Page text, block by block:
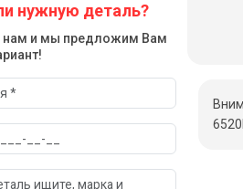
нужную деталь?
нам и мы предложим Вам